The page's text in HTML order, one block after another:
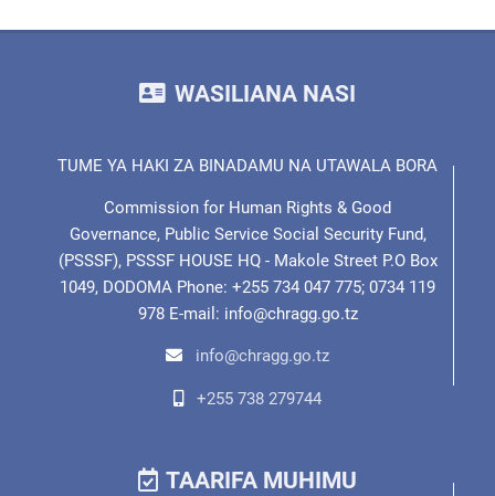
WASILIANA NASI
TUME YA HAKI ZA BINADAMU NA UTAWALA BORA
Commission for Human Rights & Good
Governance, Public Service Social Security Fund,
(PSSSF), PSSSF HOUSE HQ - Makole Street P.O Box
1049, DODOMA Phone: +255 734 047 775; 0734 119
978 E-mail: info@chragg.go.tz
info@chragg.go.tz
+255 738 279744
TAARIFA MUHIMU